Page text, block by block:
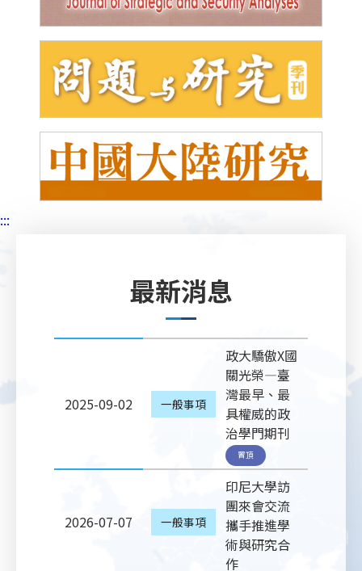
:::
最新消息
2025-09-02 一般事項
政大驕傲X國
關光榮—臺
灣最早、最
具權威的政
治學門期刊
置頂
2026-07-07 一般事項
印尼大學訪
團來會交流
攜手推進學
術與研究合
作